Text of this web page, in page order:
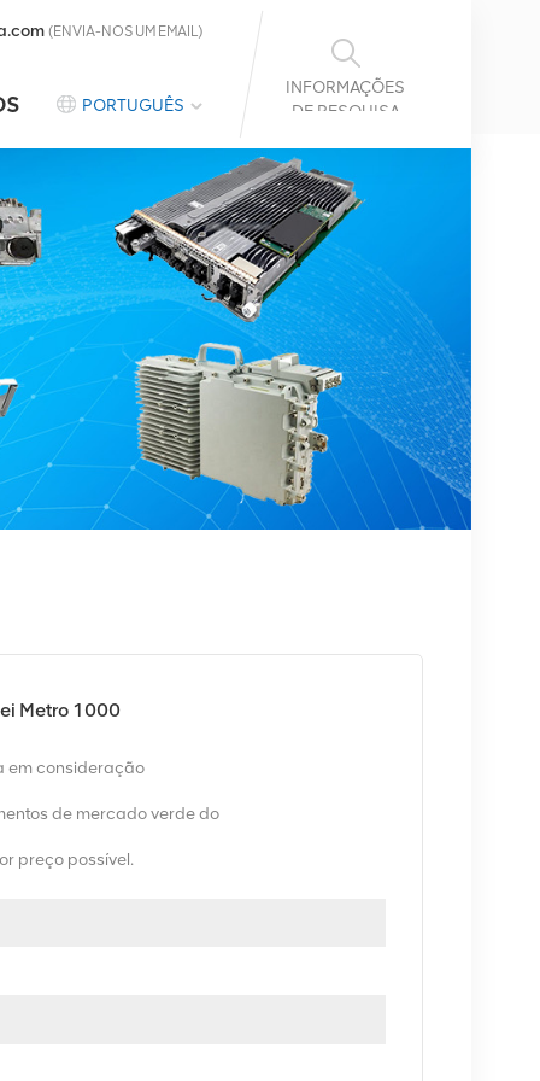
INFORMAÇÕES
DE PESQUISA
(ENVIA-NOS UM EMAIL)
PORTUGUÊS
Metro 1000
em consideração
de mercado verde do
preço possível.